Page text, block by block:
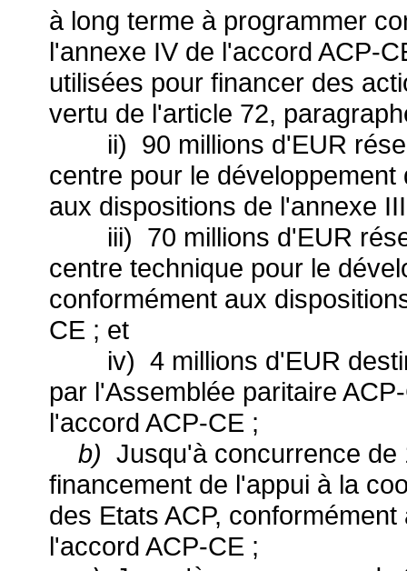
à long terme à programmer
l'annexe IV de l'accord ACP-
utilisées pour financer des
vertu de l'article 72,
ii) 90 millions d'EUR
centre pour le
aux dispositions de l'annexe
iii) 70 millions d'EUR
centre technique pour le
conformément aux
CE ; et
iv) 4 millions d'EUR
par l'Assemblée paritaire
l'accord ACP-CE ;
b) Jusqu'à concurrence
financement de l'appui à la
des Etats ACP,
l'accord ACP-CE ;